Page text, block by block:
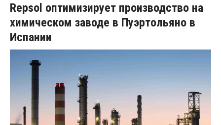
Repsol оптимизирует производство на
химическом заводе в Пуэртольяно в
Испании